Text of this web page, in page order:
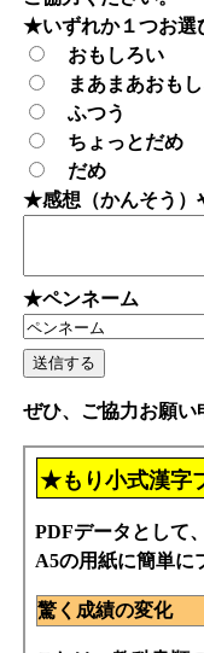
★いずれか１つお選
おもしろい
まあまあおも
ふつう
ちょっとだめ
だめ
★感想（かんそう）
★ペンネーム
ぜひ、ご協力お願い